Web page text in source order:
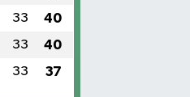
33 40
33 40
33 37